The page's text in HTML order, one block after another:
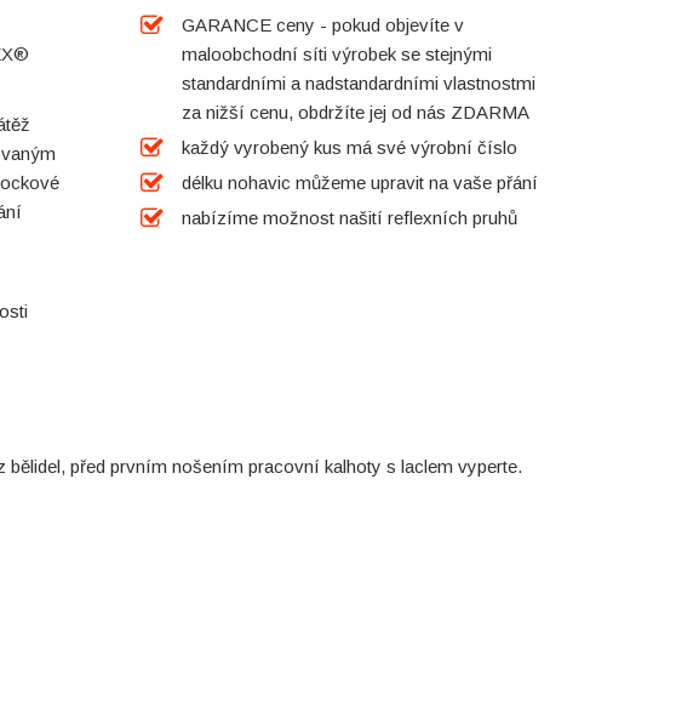
GARANCE ceny - pokud objevíte v
maloobchodní síti výrobek se stejnými
standardními a nadstandardními vlastnostmi
za nižší cenu, obdržíte jej od nás ZDARMA
každý vyrobený kus má své výrobní číslo
délku nohavic můžeme upravit na vaše přání
nabízíme možnost našití reflexních pruhů
před prvním nošením pracovní kalhoty s laclem vyperte.